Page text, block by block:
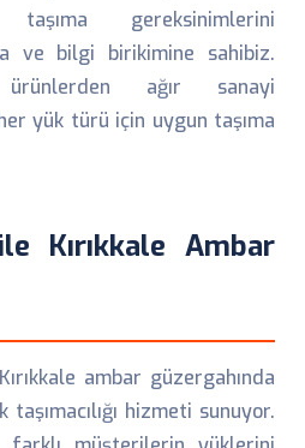
gereksinimlerini
ve bilgi birikimine sahibiz.
ürünlerden ağır sanayi
yük türü için uygun taşıma
Kırıkkale Ambar
ambar güzergahında
hizmeti sunuyor.